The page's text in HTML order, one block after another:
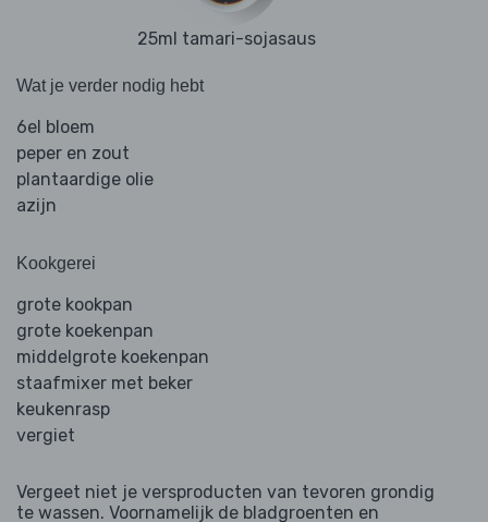
25ml tamari-sojasaus
Wat je verder nodig hebt
6el bloem
peper en zout
plantaardige olie
azijn
Kookgerei
grote kookpan
grote koekenpan
middelgrote koekenpan
staafmixer met beker
keukenrasp
vergiet
Vergeet niet je versproducten van tevoren grondig
te wassen. Voornamelijk de bladgroenten en